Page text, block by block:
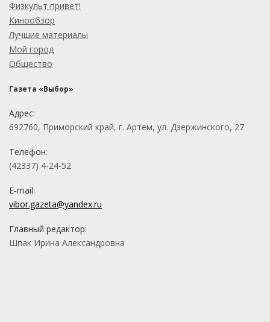
Физкульт привет!
Кинообзор
Лучшие материалы
Мой город
Общество
Газета «Выбор»
Адрес:
692760, Приморский край, г. Артем, ул. Дзержинского, 27
Телефон:
(42337) 4-24-52
E-mail:
vibor.gazeta@yandex.ru
Главный редактор:
Шпак Ирина Александровна